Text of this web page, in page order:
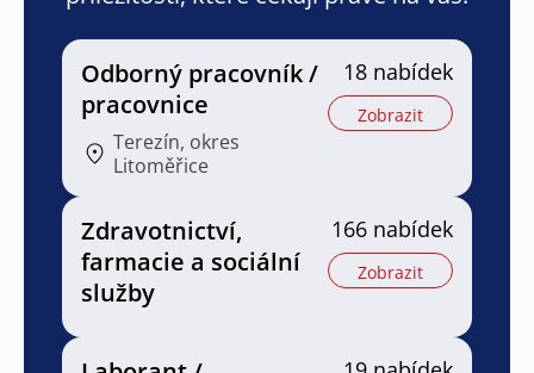
Odborný pracovník /
pracovnice
Terezín, okres
Litoměřice
18 nabídek
Zobrazit
Zdravotnictví,
farmacie a sociální
služby
166 nabídek
Zobrazit